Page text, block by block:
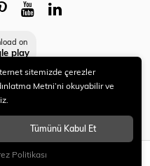
on
play
hakları saklıdır.
sitemizde çerezler
Metni’ni okuyabilir ve
Tümünü Kabul Et
Politikası